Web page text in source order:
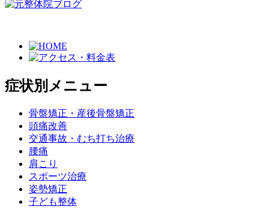
症状別メニュー
骨盤矯正・産後骨盤矯正
頭痛改善
交通事故・むち打ち治療
腰痛
肩こり
スポーツ治療
姿勢矯正
子ども整体